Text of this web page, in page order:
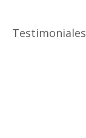
Testimoniales